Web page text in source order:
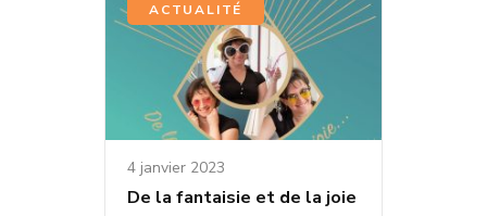
ACTUALITÉ
4 janvier 2023
De la fantaisie et de la joie